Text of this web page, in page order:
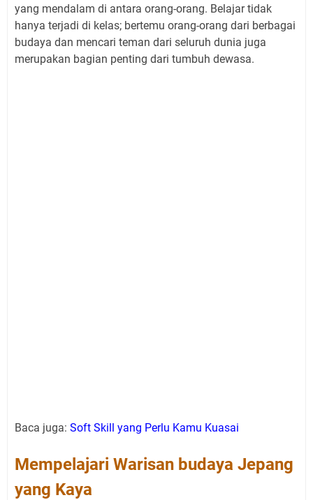
yang mendalam di antara orang-orang. Belajar tidak
hanya terjadi di kelas; bertemu orang-orang dari berbagai
budaya dan mencari teman dari seluruh dunia juga
merupakan bagian penting dari tumbuh dewasa.
Baca juga: Soft Skill yang Perlu Kamu Kuasai
Mempelajari Warisan budaya Jepang
yang Kaya